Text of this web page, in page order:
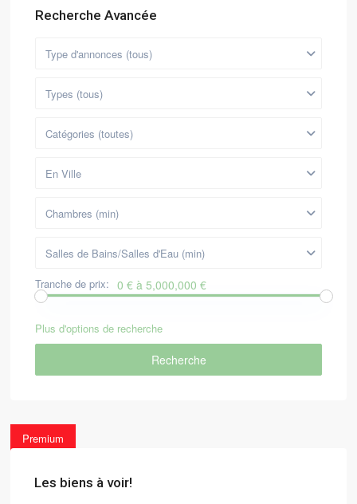
Recherche Avancée
Type d'annonces (tous)
Types (tous)
Catégories (toutes)
En Ville
Chambres (min)
Salles de Bains/Salles d'Eau (min)
Tranche de prix: 0 € à 5,000,000 €
Plus d'options de recherche
Recherche
Premium
Les biens à voir!